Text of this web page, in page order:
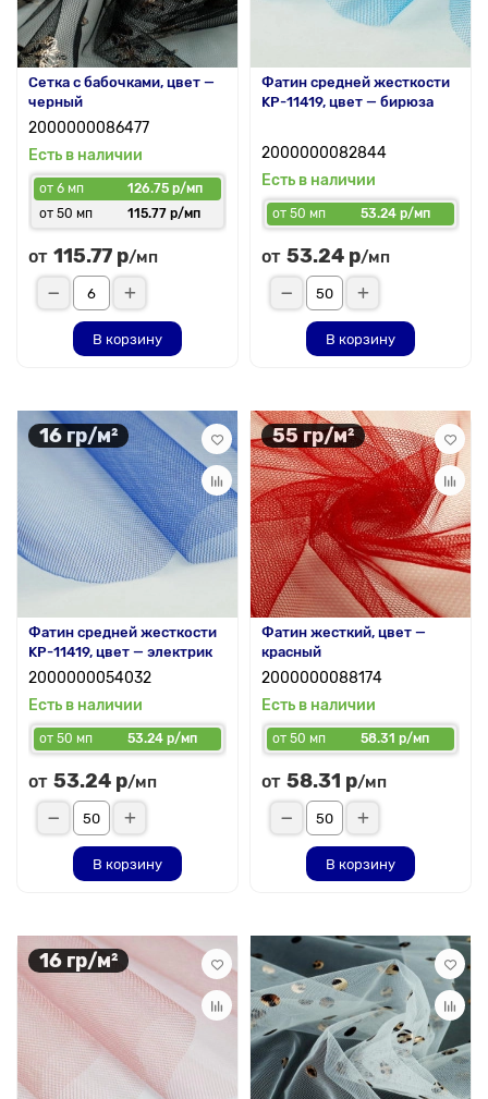
Сетка с бабочками, цвет —
черный
2000000086477
Есть в наличии
от 6 мп
126.75 р/мп
от 50 мп
115.77 р/мп
от 115.77 р/мп
В корзину
Фатин средней жесткости
KP-11419, цвет — бирюза
2000000082844
Есть в наличии
от 50 мп 53.24 р/мп
от 53.24 р/мп
В корзину
16 гр/м²
Фатин средней жесткости
KP-11419, цвет — электрик
2000000054032
Есть в наличии
от 50 мп 53.24 р/мп
от 53.24 р/мп
В корзину
55 гр/м²
Фатин жесткий, цвет —
красный
2000000088174
Есть в наличии
от 50 мп 58.31 р/мп
от 58.31 р/мп
В корзину
16 гр/м²